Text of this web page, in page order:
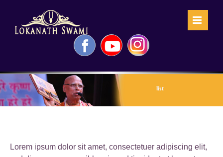
FacebookYouTubeInstagram
list
Lorem ipsum dolor sit amet, consectetuer adipiscing elit,